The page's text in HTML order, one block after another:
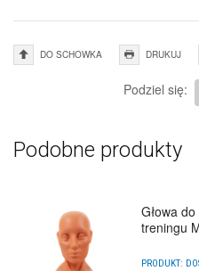
DO SCHOWKA DRUKUJ
Podziel się:
Podobne produkty
Głowa
treningu
PRODUKT: